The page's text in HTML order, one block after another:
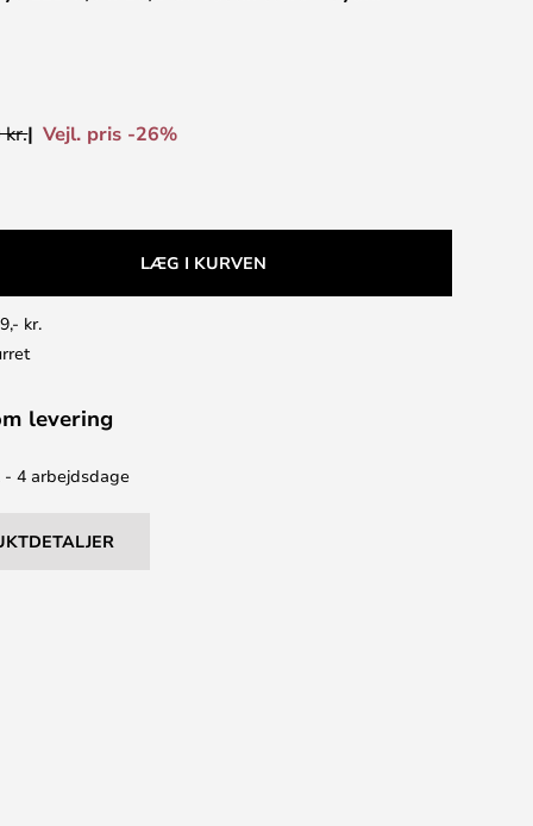
kr. Vejl. pris -26%
LÆG I KURVEN
kr.
levering
4 arbejdsdage